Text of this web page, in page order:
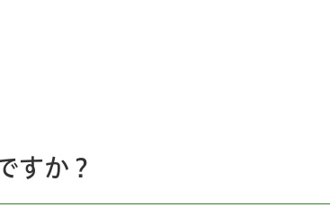
すか？